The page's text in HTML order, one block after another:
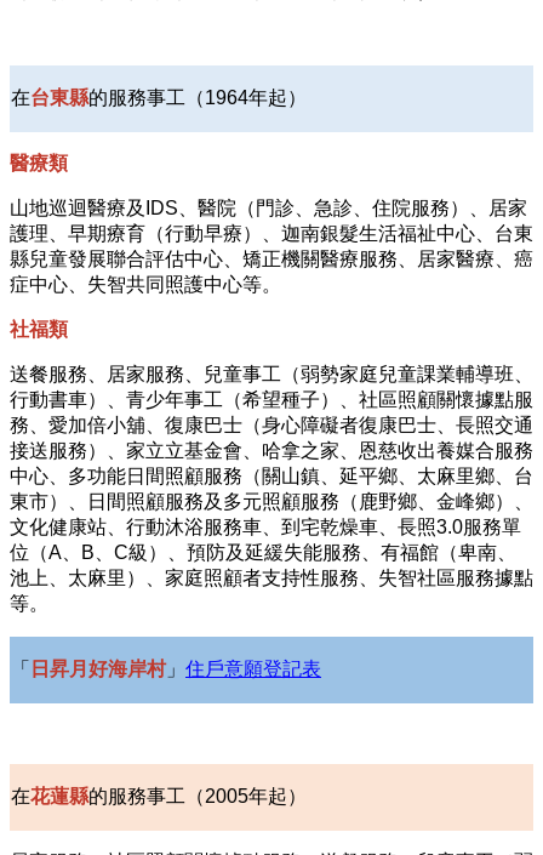
在台東縣的服務事工（1964年起）
醫療類
山地巡迴醫療及IDS、醫院（門診、急診、住院服務）、居家
護理、早期療育（行動早療）、迦南銀髮生活福祉中心、台東
縣兒童發展聯合評估中心、矯正機關醫療服務、居家醫療、癌
症中心、失智共同照護中心等。
社福類
送餐服務、居家服務、兒童事工（弱勢家庭兒童課業輔導班、
行動書車）、青少年事工（希望種子）、社區照顧關懷據點服
務、愛加倍小舖、復康巴士（身心障礙者復康巴士、長照交通
接送服務）、家立立基金會、哈拿之家、恩慈收出養媒合服務
中心、多功能日間照顧服務（關山鎮、延平鄉、太麻里鄉、台
東市）、日間照顧服務及多元照顧服務（鹿野鄉、金峰鄉）、
文化健康站、行動沐浴服務車、到宅乾燥車、長照3.0服務單
位（A、B、C級）、預防及延緩失能服務、有福館（卑南、
池上、太麻里）、家庭照顧者支持性服務、失智社區服務據點
等。
「 日昇月好海岸村」 住戶意願登記表
在花蓮縣的服務事工（2005年起）